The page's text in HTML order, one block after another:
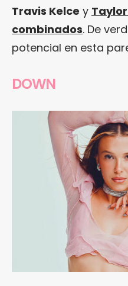
Travis Kelce y
combinados. De
potencial en esta
DOWN